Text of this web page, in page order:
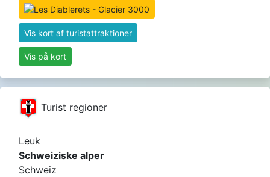
Vis kort af turistattraktioner
Vis på kort
Turist regioner
Leuk
Schweiziske alper
Schweiz